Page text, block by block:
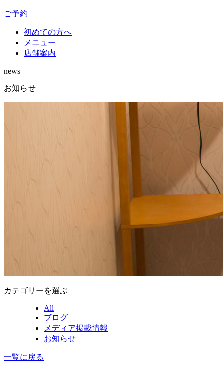
ご予約
初めての方へ
メニュー
店舗案内
news
お知らせ
カテゴリーを選ぶ
All
ブログ
メディア掲載情報
お知らせ
一覧に戻る